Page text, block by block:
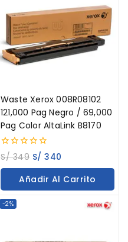
Waste Xerox 008R08102
121,000 Pag Negro / 69,000
Pag Color AltaLink B8170
0
out
of
S/349 S/ 340
Añadir Al Carrito
-2%